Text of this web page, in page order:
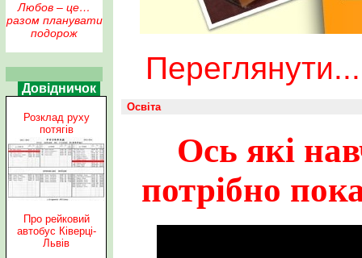
Любов – це…
разом планувати
подорож
Довідничок
Розклад руху
потягів
Про рейковий
автобус Ківерці-
Львів
Переглянути...
Освіта
Ось які
потрібно